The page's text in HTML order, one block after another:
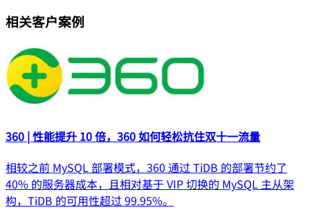
相关客户案例
360 | 性能提升 10 倍，360 如何轻松抗住双十一流量
相较之前 MySQL 部署模式，360 通过 TiDB 的部署节约了
40% 的服务器成本，且相对基于 VIP 切换的 MySQL 主从架
构，TiDB 的可用性超过 99.95%。